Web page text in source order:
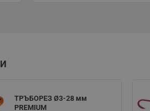
ТРЪБОРЕЗ Ø3-28 мм
PREMIUM